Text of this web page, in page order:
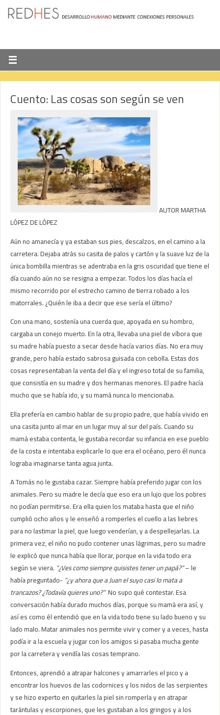
Cuento: Las cosas son según se ven
AUTOR MARTHA
LÓPEZ DE LÓPEZ
Aún no amanecía y ya estaban sus pies, descalzos, en el camino a la
carretera. Dejaba atrás su casita de palos y cartón y la suave luz de la
única bombilla mientras se adentraba en la gris oscuridad que tiene el
día cuando aún no se resigna a empezar. Todos los días hacía el
mismo recorrido por el estrecho camino de tierra robado a los
matorrales. ¿Quién le iba a decir que ese sería el último?
Con una mano, sostenía una cuerda que, apoyada en su hombro,
cargaba un conejo muerto. En la otra, llevaba una piel de víbora que
su madre había puesto a secar desde hacía varios días. No era muy
grande, pero había estado sabrosa guisada con cebolla. Estas dos
cosas representaban la venta del día y el ingreso total de su familia,
que consistía en su madre y dos hermanas menores. El padre hacía
mucho que se había ido, y su mamá nunca lo mencionaba.
Ella prefería en cambio hablar de su propio padre, que había vivido en
una casita junto al mar en un lugar muy al sur del país. Cuando su
mamá estaba contenta, le gustaba recordar su infancia en ese pueblo
de la costa e intentaba explicarle lo que era el océano, pero él nunca
lograba imaginarse tanta agua junta.
A Tomás no le gustaba cazar. Siempre había preferido jugar con los
animales. Pero su madre le decía que eso era un lujo que los pobres
no podían permitirse. Era ella quien los mataba hasta que el niño
cumplió ocho años y le enseñó a romperles el cuello a las liebres
para no lastimar la piel, que luego venderían, y a despellejarlas. La
primera vez, el niño no pudo contener unas lágrimas, pero su madre
le explicó que nunca había que llorar, porque en la vida todo era
según se viera. “¿Ves como siempre quisistes tener un papá?”– le
había preguntado- “¿y ahora que a Juan el suyo casi lo mata a
trancazos? ¿Todavía quieres uno?”No supo qué contestar. Esa
conversación había durado muchos días, porque su mamá era así, y
así es como él entendió que en la vida todo tiene su lado bueno y su
lado malo. Matar animales nos permite vivir y comer y a veces, hasta
podía ir a la escuela y jugar con los amigos si pasaba mucha gente
por la carretera y vendía las cosas temprano.
Entonces, aprendió a atrapar halcones y amarrarles el pico y a
encontrar los huevos de las codornices y los nidos de las serpientes
y se hizo experto en quitarles la piel sin romperla y en atrapar
tarántulas y escorpiones, que les gustaban a los gringos y a los